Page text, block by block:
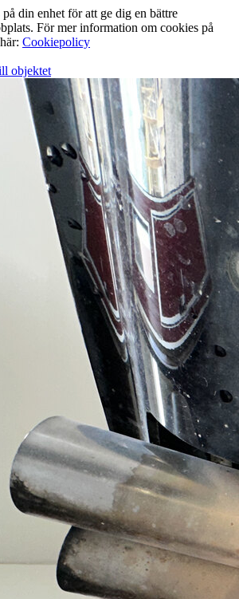
din enhet för att ge dig en bättre
För mer information om cookies på
Cookiepolicy
objektet